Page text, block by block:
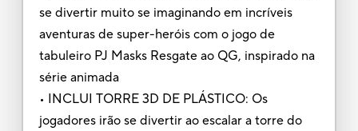
se divertir muito se imaginando em incríveis
aventuras de super-heróis com o jogo de
tabuleiro PJ Masks Resgate ao QG, inspirado na
série animada
• INCLUI TORRE 3D DE PLÁSTICO: Os
jogadores irão se divertir ao escalar a torre do